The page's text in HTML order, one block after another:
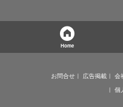
Home
お問合せ 広告掲載 会
個